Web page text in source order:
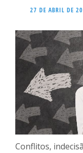
27 DE ABRIL DE
Conflitos,